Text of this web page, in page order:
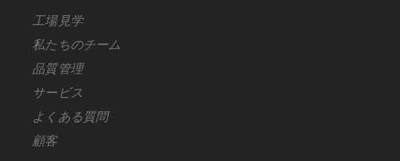
工場見学
私たちのチーム
品質管理
サービス
よくある質問
顧客